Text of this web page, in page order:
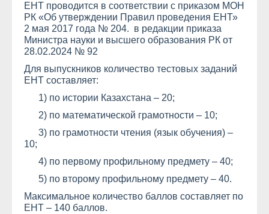
ЕНТ проводится в соответствии с приказом МОН
РК «Об утверждении Правил проведения ЕНТ»
2 мая 2017 года № 204. в редакции приказа
Министра науки и высшего образования РК от
28.02.2024 № 92
Для выпускников количество тестовых заданий
ЕНТ составляет:
1) по истории Казахстана – 20;
2) по математической грамотности – 10;
3) по грамотности чтения (язык обучения) –
10;
4) по первому профильному предмету – 40;
5) по второму профильному предмету – 40.
Максимальное количество баллов составляет по
ЕНТ – 140 баллов.